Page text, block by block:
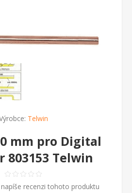
Telwin
mm pro Digital
803153 Telwin
recenzi tohoto produktu